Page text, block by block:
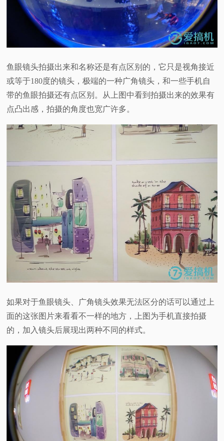
鱼眼镜头拍摄出来和名称还是有点区别的，它只是视角接近
或等于180度的镜头，极端的一种广角镜头，和一些手机自
带的鱼眼拍摄还有点区别。从上图中看到拍摄出来的效果有
点凸出感，拍摄的角度也宽广许多。
如果对于鱼眼镜头、广角镜头效果无法区分的话可以通过上
面的这张图片来看看不一样的地方，上图为手机直接拍摄
的，加入镜头后展现出两种不同的样式。